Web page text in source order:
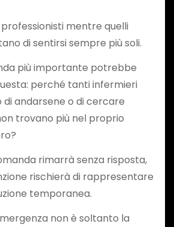
mentre quelli
di sentirsi sempre più soli.
più importante potrebbe
perché tanti infermieri
andarsene o di cercare
trovano più nel proprio
rimarrà senza risposta,
rischierà di rappresentare
temporanea.
non è soltanto la